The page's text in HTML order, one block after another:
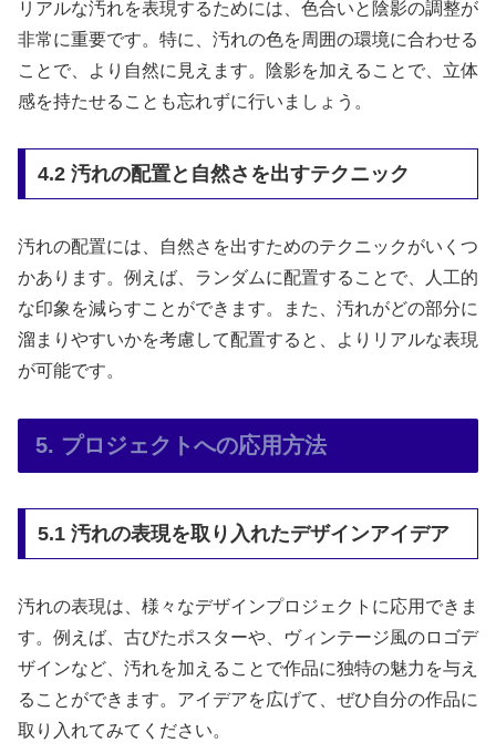
リアルな汚れを表現するためには、色合いと陰影の調整が
非常に重要です。特に、汚れの色を周囲の環境に合わせる
ことで、より自然に見えます。陰影を加えることで、立体
感を持たせることも忘れずに行いましょう。
4.2 汚れの配置と自然さを出すテクニック
汚れの配置には、自然さを出すためのテクニックがいくつ
かあります。例えば、ランダムに配置することで、人工的
な印象を減らすことができます。また、汚れがどの部分に
溜まりやすいかを考慮して配置すると、よりリアルな表現
が可能です。
5. プロジェクトへの応用方法
5.1 汚れの表現を取り入れたデザインアイデア
汚れの表現は、様々なデザインプロジェクトに応用できま
す。例えば、古びたポスターや、ヴィンテージ風のロゴデ
ザインなど、汚れを加えることで作品に独特の魅力を与え
ることができます。アイデアを広げて、ぜひ自分の作品に
取り入れてみてください。